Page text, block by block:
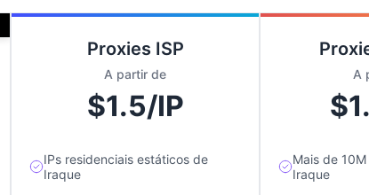
Proxies ISP
A partir de
$1.5/IP
IPs residenciais estáticos de
Iraque
A
Mais de
Iraque